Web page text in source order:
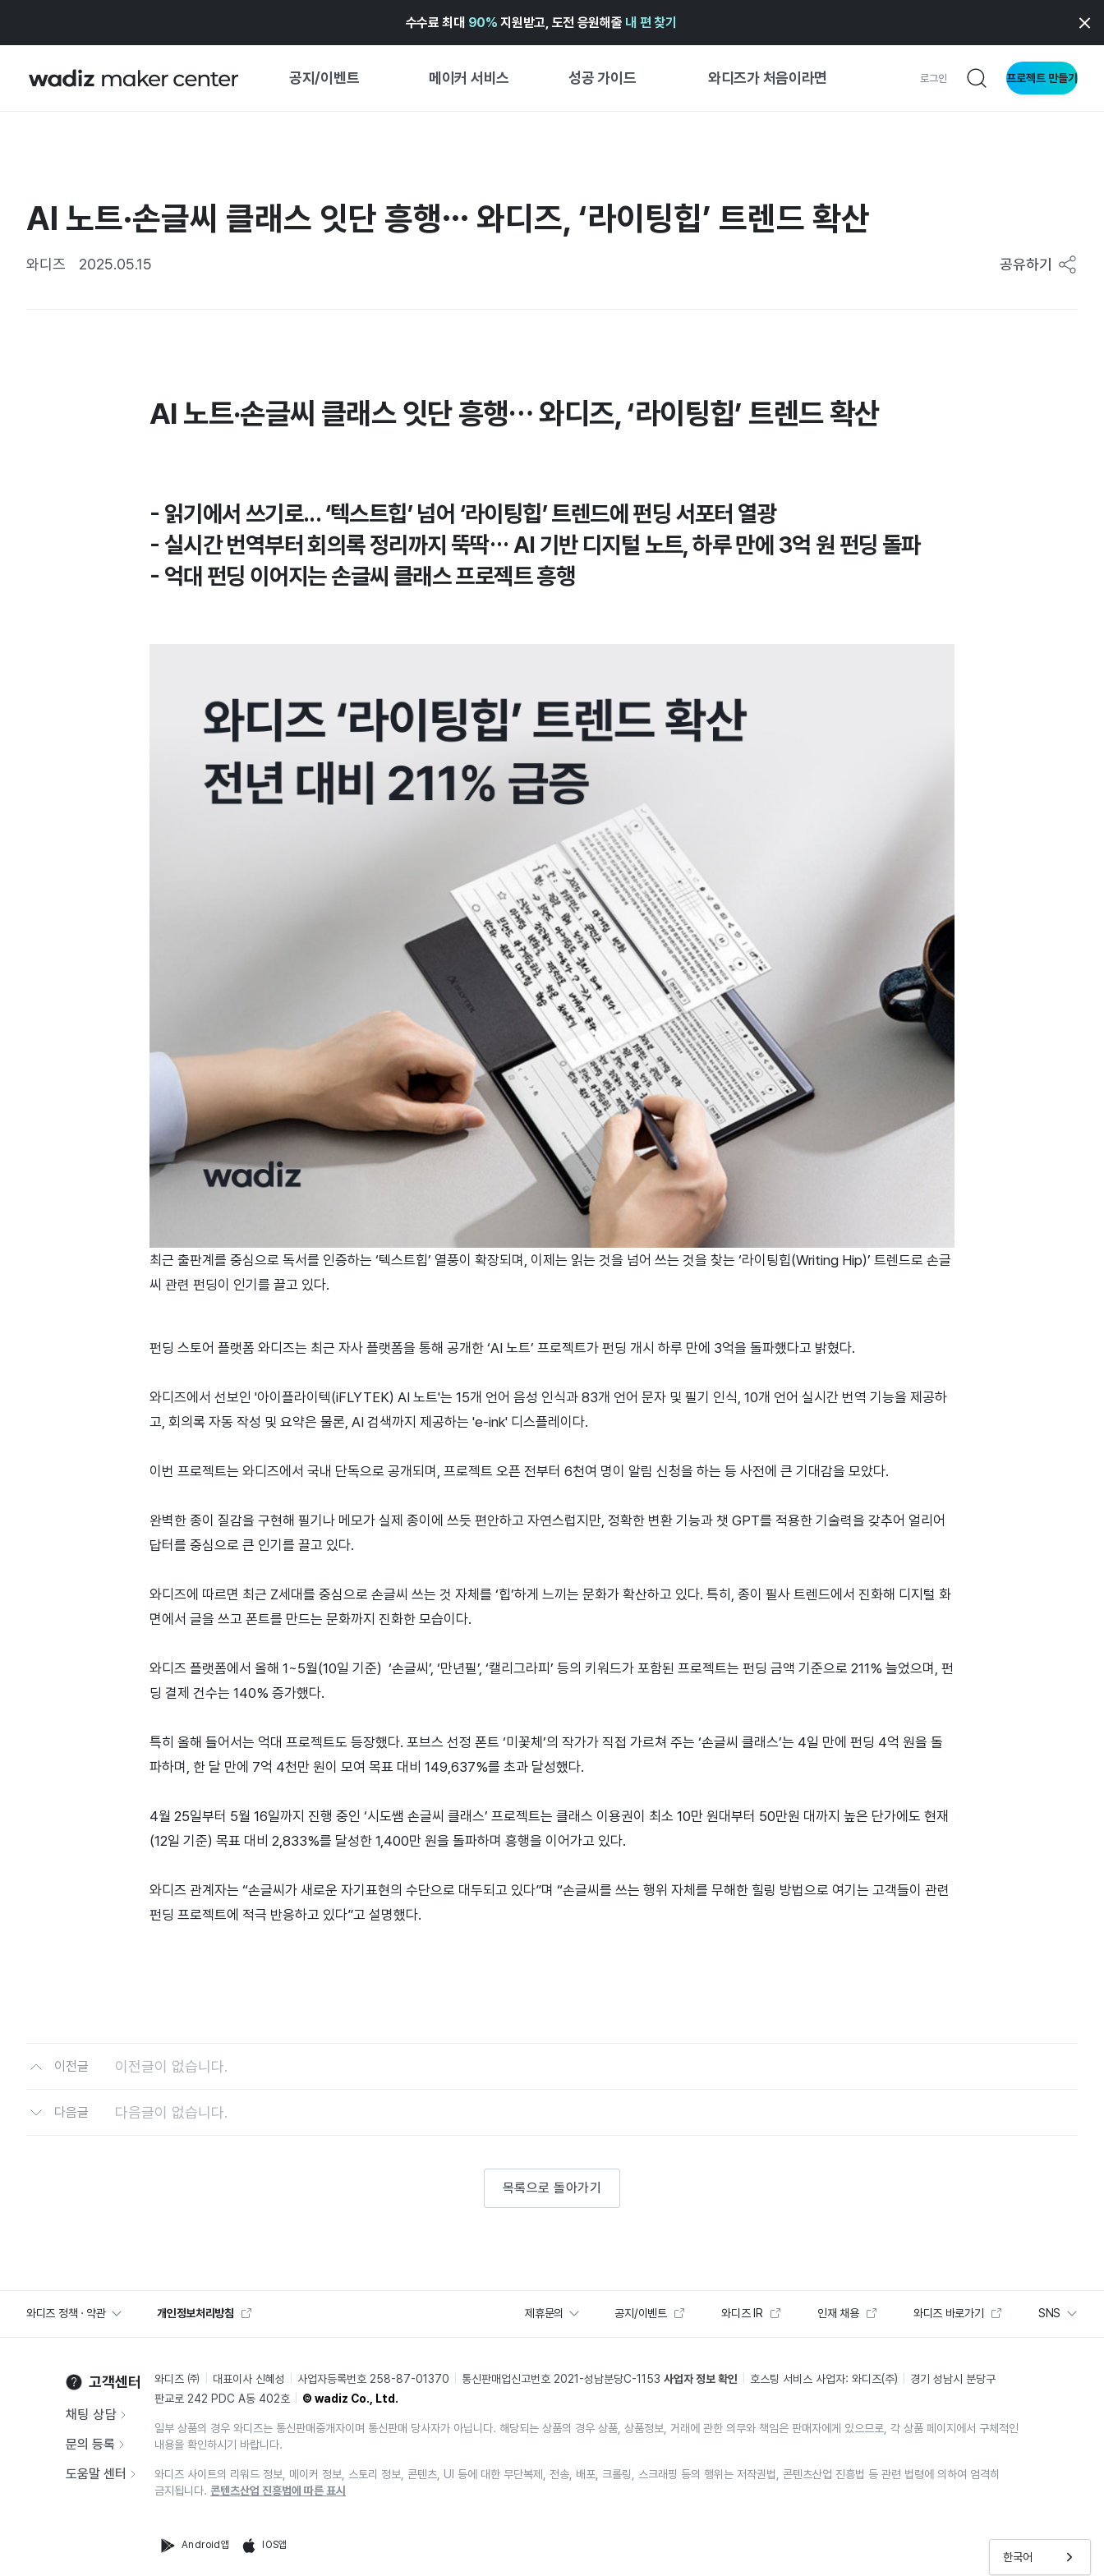
수수료 최대 90% 지원받고, 도전 응원해줄 내 편 찾기
공지/이벤트 메이커 서비스 성공 가이드 와디즈가 처음이라면 로그인 프로젝트 만들기
마이 와디즈
중요 업데이트
보도자료
기획전 캘린더
도움말센터 ↗︎
와디즈 어워즈 ↗︎
와디즈 스쿨
성공 스토리
경험형
창작형
한국어
AI 노트·손글씨 클래스 잇단 흥행… 와디즈, ‘라이팅힙’ 트렌드 확산
와디즈 2025.05.15 공유하기
AI 노트·손글씨 클래스 잇단 흥행… 와디즈, ‘라이팅힙’ 트렌드 확산
- 읽기에서 쓰기로... ‘텍스트힙’ 넘어 ‘라이팅힙’ 트렌드에 펀딩 서포터 열광
- 실시간 번역부터 회의록 정리까지 뚝딱… AI 기반 디지털 노트, 하루 만에 3억 원 펀딩 돌파
- 억대 펀딩 이어지는 손글씨 클래스 프로젝트 흥행
최근 출판계를 중심으로 독서를 인증하는 ‘텍스트힙’ 열풍이 확장되며, 이제는 읽는 것을 넘어 쓰는 것을 찾는 ‘라이팅힙(Writing Hip)’ 트렌드로 손글
씨 관련 펀딩이 인기를 끌고 있다.
펀딩 스토어 플랫폼 와디즈는 최근 자사 플랫폼을 통해 공개한 ‘AI 노트’ 프로젝트가 펀딩 개시 하루 만에 3억을 돌파했다고 밝혔다.
와디즈에서 선보인 '아이플라이텍(iFLYTEK) AI 노트'는 15개 언어 음성 인식과 83개 언어 문자 및 필기 인식, 10개 언어 실시간 번역 기능을 제공하
고, 회의록 자동 작성 및 요약은 물론, AI 검색까지 제공하는 'e-ink' 디스플레이다.
이번 프로젝트는 와디즈에서 국내 단독으로 공개되며, 프로젝트 오픈 전부터 6천여 명이 알림 신청을 하는 등 사전에 큰 기대감을 모았다.
완벽한 종이 질감을 구현해 필기나 메모가 실제 종이에 쓰듯 편안하고 자연스럽지만, 정확한 변환 기능과 챗 GPT를 적용한 기술력을 갖추어 얼리어
답터를 중심으로 큰 인기를 끌고 있다.
와디즈에 따르면 최근 Z세대를 중심으로 손글씨 쓰는 것 자체를 ‘힙’하게 느끼는 문화가 확산하고 있다. 특히, 종이 필사 트렌드에서 진화해 디지털 화
면에서 글을 쓰고 폰트를 만드는 문화까지 진화한 모습이다.
와디즈 플랫폼에서 올해 1~5월(10일 기준) ‘손글씨’, ‘만년필’, ‘캘리그라피’ 등의 키워드가 포함된 프로젝트는 펀딩 금액 기준으로 211% 늘었으며, 펀
딩 결제 건수는 140% 증가했다.
특히 올해 들어서는 억대 프로젝트도 등장했다. 포브스 선정 폰트 ‘미꽃체’의 작가가 직접 가르쳐 주는 ‘손글씨 클래스’는 4일 만에 펀딩 4억 원을 돌
파하며, 한 달 만에 7억 4천만 원이 모여 목표 대비 149,637%를 초과 달성했다.
4월 25일부터 5월 16일까지 진행 중인 ‘시도쌤 손글씨 클래스’ 프로젝트는 클래스 이용권이 최소 10만 원대부터 50만원 대까지 높은 단가에도 현재
(12일 기준) 목표 대비 2,833%를 달성한 1,400만 원을 돌파하며 흥행을 이어가고 있다.
와디즈 관계자는 “손글씨가 새로운 자기표현의 수단으로 대두되고 있다”며 “손글씨를 쓰는 행위 자체를 무해한 힐링 방법으로 여기는 고객들이 관련
펀딩 프로젝트에 적극 반응하고 있다”고 설명했다.
이전글 이전글이 없습니다.
다음글 다음글이 없습니다.
목록으로 돌아가기
와디즈 정책 · 약관 개인정보처리방침 제휴문의 공지/이벤트 와디즈 IR 인재 채용 와디즈 바로가기 SNS
고객센터
채팅 상담
문의 등록
도움말 센터
와디즈 ㈜ 대표이사 신혜성 사업자등록번호 258-87-01370 통신판매업신고번호 2021-성남분당C-1153 사업자 정보 확인 호스팅 서비스 사업자: 와디즈(주)
경기 성남시 분당구
판교로 242 PDC A동 402호
© wadiz Co., Ltd.
일부 상품의 경우 와디즈는 통신판매중개자이며 통신판매 당사자가 아닙니다. 해당되는 상품의 경우 상품, 상품정보, 거래에 관한 의무와 책임은 판매자에게 있으므로, 각 상품 페이지에서 구체적인
내용을 확인하시기 바랍니다.
와디즈 사이트의 리워드 정보, 메이커 정보, 스토리 정보, 콘텐츠, UI 등에 대한 무단복제, 전송, 배포, 크롤링, 스크래핑 등의 행위는 저작권법, 콘텐츠산업 진흥법 등 관련 법령에 의하여 엄격히
금지됩니다. 콘텐츠산업 진흥법에 따른 표시
Android앱 IOS앱